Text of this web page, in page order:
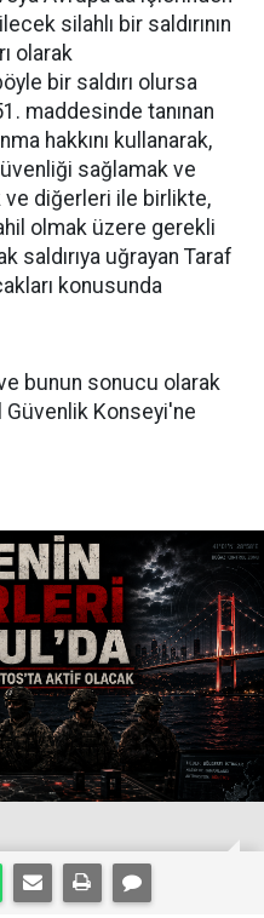
silahlı bir saldırının
olarak
bir saldırı olursa
maddesinde tanınan
hakkını kullanarak,
sağlamak ve
diğerleri ile birlikte,
olmak üzere gerekli
saldırıya uğrayan Taraf
konusunda
bunun sonucu olarak
Güvenlik Konseyi'ne